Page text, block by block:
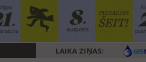
LAIKA ZIŅAS: